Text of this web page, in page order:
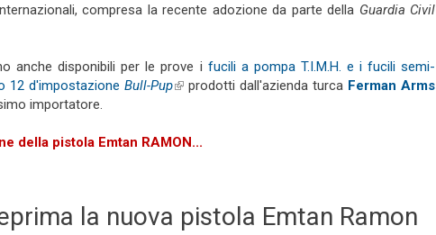
compresa la recente adozione da parte della Guardia Civil
anche disponibili per le prove i fucili a pompa T.I.M.H. e i fucili semi-
12 d'impostazione Bull-Pup(link is external)
prodotti dall'azienda turca Ferman Arms
importatore.
della pistola Emtan RAMON...
la nuova pistola Emtan Ramon